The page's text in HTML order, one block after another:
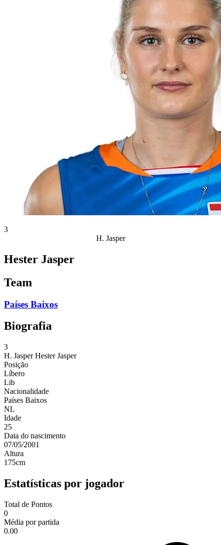
3
H. Jasper
Hester Jasper
Team
Países Baixos
Biografia
3
H. Jasper Hester Jasper
Posição
Líbero
Lib
Nacionalidade
Países Baixos
NL
Idade
25
Data do nascimento
07/05/2001
Altura
175cm
Estatísticas por jogador
Total de Pontos
0
Média por partida
0.00